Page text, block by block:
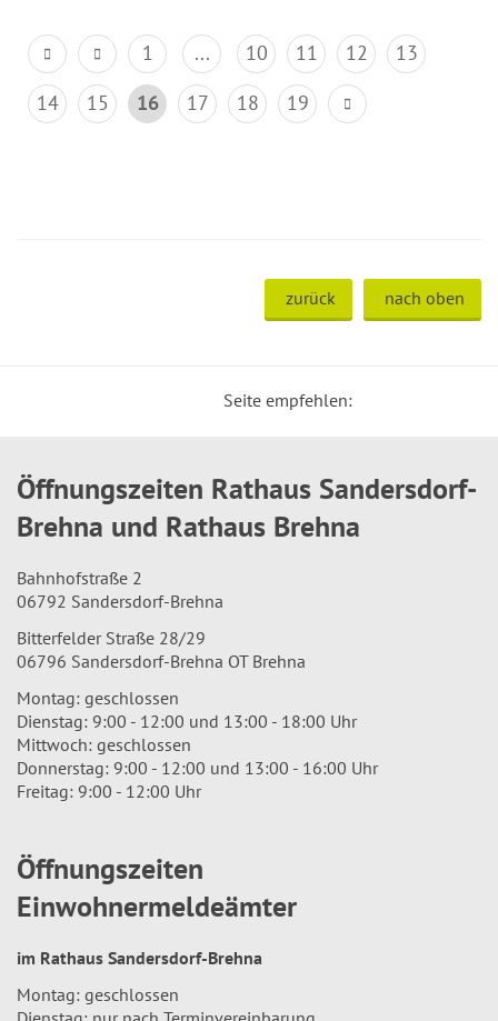
1 ... 10 11 12
13
14
15 16 17 18 19
zurück nach oben
Seite empfehlen:
Öffnungszeiten Rathaus Sandersdorf-
Brehna und Rathaus Brehna
Bahnhofstraße 2
06792 Sandersdorf-Brehna
Bitterfelder Straße 28/29
06796 Sandersdorf-Brehna OT Brehna
Montag: geschlossen
Dienstag: 9:00 - 12:00 und 13:00 - 18:00 Uhr
Mittwoch: geschlossen
Donnerstag: 9:00 - 12:00 und 13:00 - 16:00 Uhr
Freitag: 9:00 - 12:00 Uhr
Öffnungszeiten
Einwohnermeldeämter
im Rathaus Sandersdorf-Brehna
Montag: geschlossen